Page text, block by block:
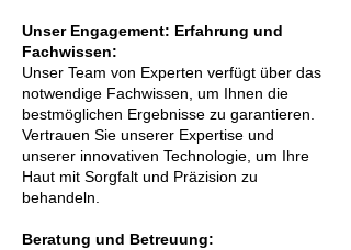
Unser Engagement: Erfahrung und
Fachwissen:
Unser Team von Experten verfügt über das
notwendige Fachwissen, um Ihnen die
bestmöglichen Ergebnisse zu garantieren.
Vertrauen Sie unserer Expertise und
unserer innovativen Technologie, um Ihre
Haut mit Sorgfalt und Präzision zu
behandeln.
Beratung und Betreuung: